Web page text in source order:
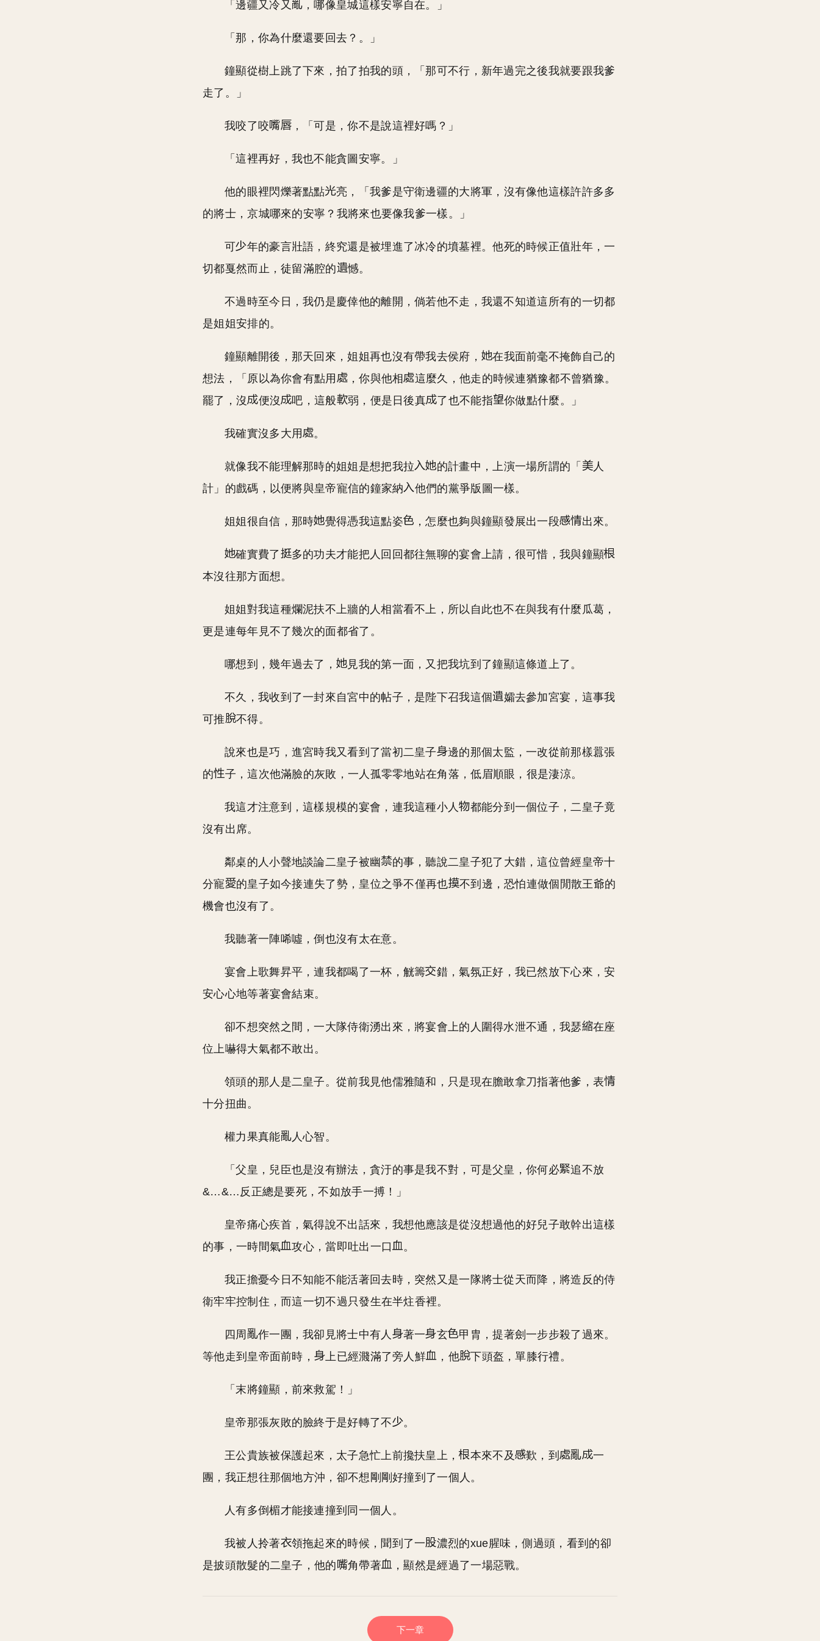
「邊疆又冷又 ，哪像皇城這樣安寧自在。」
「那，你為什麼還要回去？。」
鐘顯從樹上跳了下來，拍了拍我的頭，「那可不行，新年過完之後我就要跟我爹
走了。」
我咬了咬 ，「可是，你不是說這裡好嗎？」
「這裡再好，我也不能貪圖安寧。」
他的眼裡閃爍著點點
亮，「我爹是守衛邊疆的大將軍，沒有像他這樣許許多多
的將士，京城哪來的安寧？我將來也要像我爹一樣。」
可
年的豪言壯語，終究還是被埋進了冰冷的墳墓裡。他死的時候正值壯年，一
切都戛然而止，徒留滿腔的
憾。
不過時至今日，我仍是慶倖他的離開，倘若他不走，我還不知道這所有的一切都
是姐姐安排的。
鐘顯離開後，那天回來，姐姐再也沒有帶我去侯府，
在我面前毫不掩飾自己的
想法，「原以為你會有點用
，你與他相
這麼久，他走的時候連猶豫都不曾猶豫。
罷了，沒
便沒 吧，這般 弱，便是日後真 了也不能指 你做點什麼。」
我確實沒多大用 。
就像我不能理解那時的姐姐是想把我拉 的計畫中，上演一場所謂的「
人
計」的戲碼，以便將與皇帝寵信的鐘家納
他們的黨爭版圖一樣。
姐姐很自信，那時 覺得憑我這點姿 ，怎麼也夠與鐘顯發展出一段 出來。
確實費了
多的功夫才能把人回回都往無聊的宴會上請，很可惜，我與鐘顯
本沒往那方面想。
姐姐對我這種爛泥扶不上牆的人相當看不上，所以自此也不在與我有什麼瓜葛，
更是連每年見不了幾次的面都省了。
哪想到，幾年過去了， 見我的第一面，又把我坑到了鐘顯這條道上了。
不久，我收到了一封來自宮中的帖子，是陛下召我這個
孀去參加宮宴，這事我
可推
不得。
說來也是巧，進宮時我又看到了當初二皇子
邊的那個太監，一改從前那樣囂張
的
子，這次他滿臉的灰敗，一人孤零零地站在角落，低眉順眼，很是淒涼。
我這才注意到，這樣規模的宴會，連我這種小人
都能分到一個位子，二皇子竟
沒有出席。
鄰桌的人小聲地談論二皇子被幽
的事，聽說二皇子犯了大錯，這位曾經皇帝十
分寵
的皇子如今接連失了勢，皇位之爭不僅再也
不到邊，恐怕連做個閒散王爺的
機會也沒有了。
我聽著一陣唏噓，倒也沒有太在意。
宴會上歌舞昇平，連我都喝了一杯，觥籌
錯，氣氛正好，我已然放下心來，安
安心心地等著宴會結束。
卻不想突然之間，一大隊侍衛湧出來，將宴會上的人圍得水泄不通，我瑟
在座
位上嚇得大氣都不敢出。
領頭的那人是二皇子。從前我見他儒雅隨和，只是現在膽敢拿刀指著他爹，表
十分扭曲。
權力果真能 人心智。
「父皇，兒臣也是沒有辦法，貪汙的事是我不對，可是父皇，你何必
追不放
&…&…反正總是要死，不如放手一搏！」
皇帝痛心疾首，氣得說不出話來，我想他應該是從沒想過他的好兒子敢幹出這樣
的事，一時間氣
攻心，當即吐出一口 。
我正擔憂今日不知能不能活著回去時，突然又是一隊將士從天而降，將造反的侍
衛牢牢控制住，而這一切不過只發生在半炷香裡。
四周 作一團，我卻見將士中有人 著一 玄
甲胄，提著劍一步步殺了過來。
等他走到皇帝面前時，
上已經濺滿了旁人鮮 ，他 下頭盔，單膝行禮。
「末將鐘顯，前來救駕！」
皇帝那張灰敗的臉終于是好轉了不 。
王公貴族被保護起來，太子急忙上前攙扶皇上， 本來不及 歎，到
一
團，我正想往那個地方沖，卻不想剛剛好撞到了一個人。
人有多倒楣才能接連撞到同一個人。
我被人拎著 領拖起來的時候，聞到了一
濃烈的xue腥味，側過頭，看到的卻
是披頭散髮的二皇子，他的
角帶著 ，顯然是經過了一場惡戰。
下一章